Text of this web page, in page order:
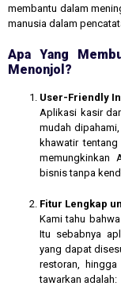
membantu dalam
manusia dalam
Apa Yang
Menonjol?
User-Friendly
Aplikasi kasir
mudah
khawatir
memungkinkan
bisnis tanpa
Fitur Lengkap
Kami tahu
Itu sebabnya
yang dapat
restoran,
tawarkan adalah: